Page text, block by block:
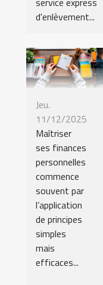
d'enlèvement...
Jeu.
11/12/2025
Maîtriser
ses finances
personnelles
commence
souvent par
l’application
de principes
simples
mais
efficaces...